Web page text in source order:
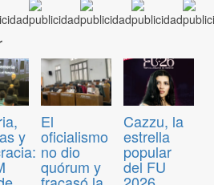
y
El
oficialismo
no dio
quórum y
Cazzu, la
estrella
popular
del FU